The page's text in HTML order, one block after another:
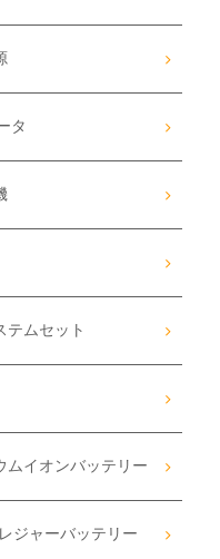
タ
テムセット
ムイオンバッテリー
ジャーバッテリー